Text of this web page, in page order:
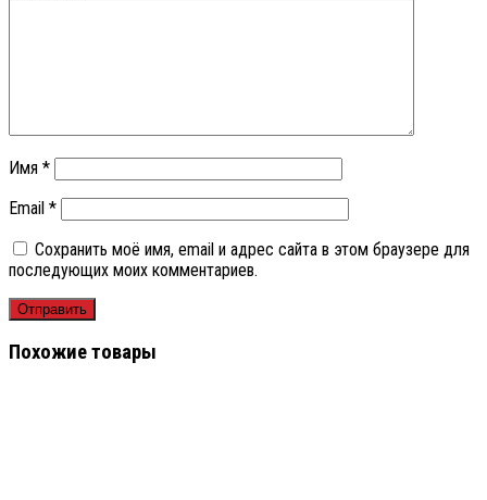
Имя *
Email *
Сохранить моё имя, email и адрес сайта в этом браузере для
последующих моих комментариев.
Похожие товары